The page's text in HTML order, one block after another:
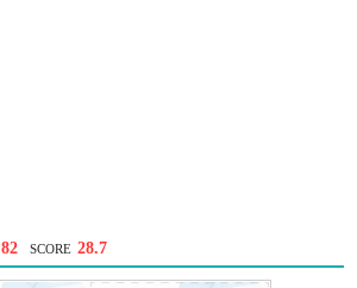
82 SCORE 28.7